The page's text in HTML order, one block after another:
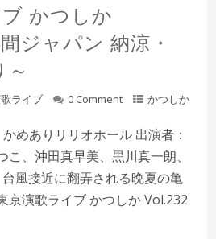
かつしか
ジャパン 納涼・
ライブ 0 Comment かつしか
めありリリオホール 出演者：
、沖田真早美、黒川真一朗、
風接近に翻弄される晩夏の亀
京演歌ライブ かつしか Vol.232